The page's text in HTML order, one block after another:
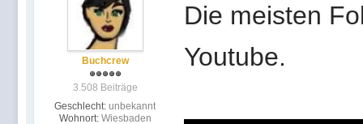
Buchcrew
3.508 Beiträge
Geschlecht: unbekannt
Wohnort: Wiesbaden
Die meisten
Youtube.